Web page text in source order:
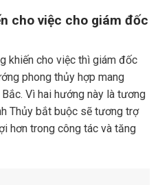
cho việc cho giám đốc
khiến cho việc thì giám đốc
phong thủy hợp mang
Vì hai hướng này là tương
Thủy bắt buộc sẽ tương trợ
hơn trong công tác và tăng